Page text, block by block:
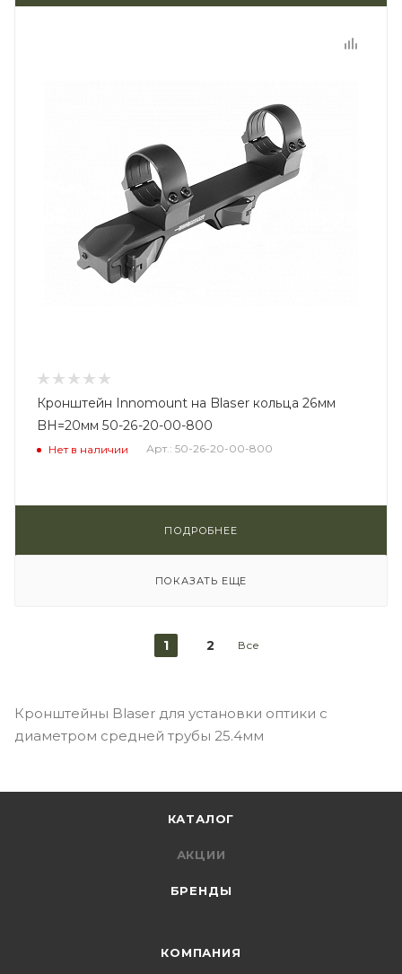
Кронштейн Innomount на Blaser кольца 26мм
BH=20мм 50-26-20-00-800
Нет в наличии Арт.: 50-26-20-00-800
ПОДРОБНЕЕ
ПОКАЗАТЬ ЕЩЕ
1 2 Все
Кронштейны Blaser для установки оптики с
диаметром средней трубы 25.4мм
КАТАЛОГ
АКЦИИ
БРЕНДЫ
КОМПАНИЯ